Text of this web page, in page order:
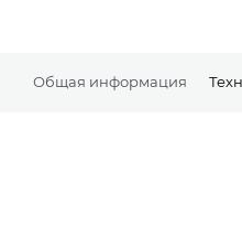
Общая информация